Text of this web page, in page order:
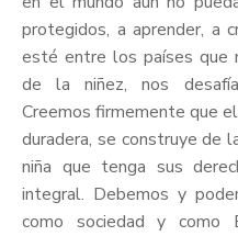
protegidos, a aprender, a
esté entre los países que
de la niñez, nos
Creemos firmemente que
duradera, se construye de
niña que tenga sus
integral. Debemos y
como sociedad y como